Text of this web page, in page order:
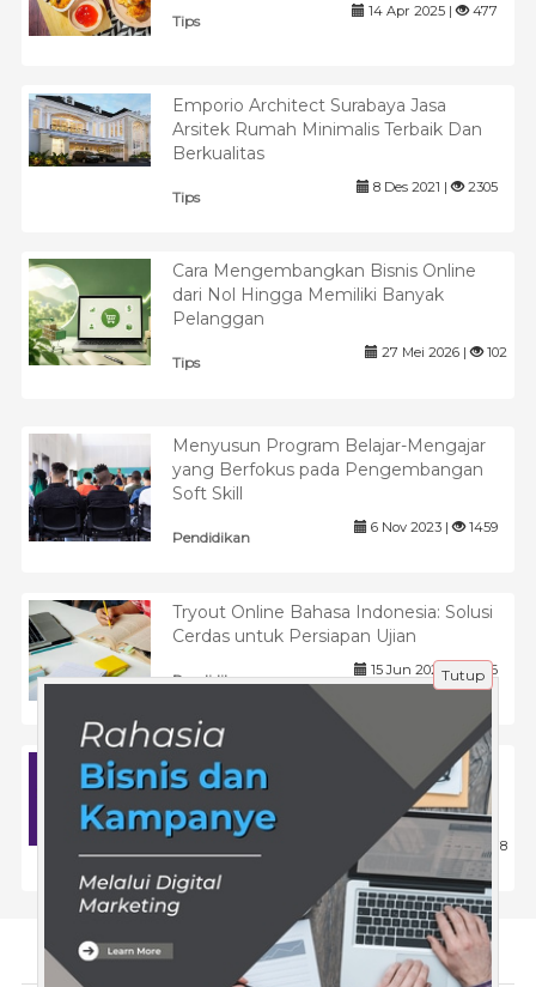
Tips
14 Apr 2025 | 477
Emporio Architect Surabaya Jasa
Arsitek Rumah Minimalis Terbaik Dan
Berkualitas
Tips
8 Des 2021 | 2305
Cara Mengembangkan Bisnis Online
dari Nol Hingga Memiliki Banyak
Pelanggan
Tips
27 Mei 2026 | 102
Menyusun Program Belajar-Mengajar
yang Berfokus pada Pengembangan
Soft Skill
Pendidikan
6 Nov 2023 | 1459
Tryout Online Bahasa Indonesia: Solusi
Cerdas untuk Persiapan Ujian
Pendidikan
15 Jun 2025 | 476
Strategi Menghadapi Tantangan
Internet Marketing 2026 dengan Tools
Online Marketing
Tips
19 Des 2025 | 278
Tentang Kami
Tutup